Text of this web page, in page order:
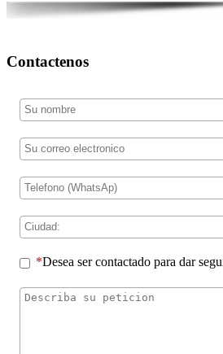
Contactenos
Desea ser contactado para dar